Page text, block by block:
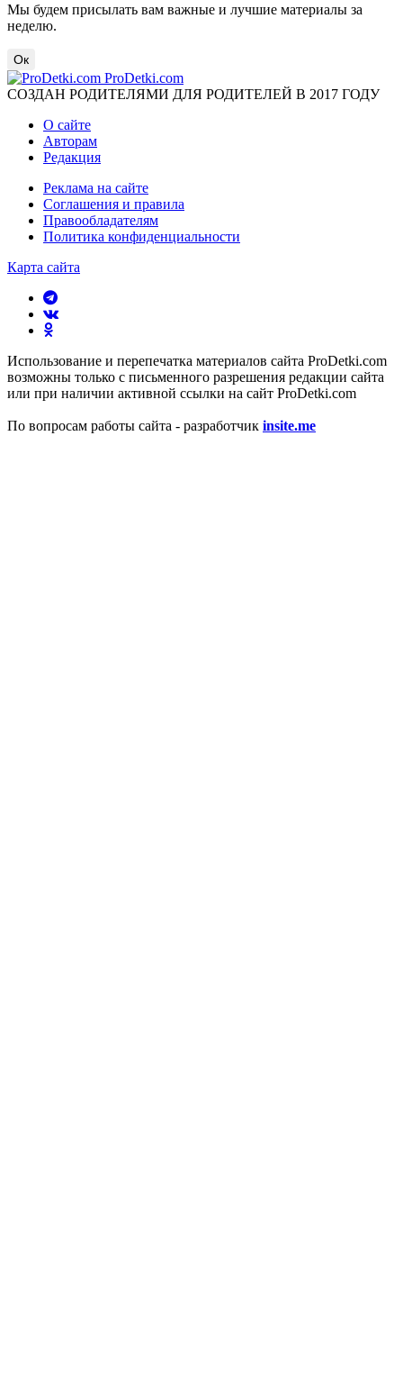
Мы будем присылать вам важные и лучшие материалы за
неделю.
Ок
ProDetki.com
СОЗДАН РОДИТЕЛЯМИ ДЛЯ РОДИТЕЛЕЙ В 2017 ГОДУ
О сайте
Авторам
Редакция
Реклама на сайте
Соглашения и правила
Правообладателям
Политика конфиденциальности
Карта сайта
Использование и перепечатка материалов сайта ProDetki.com
возможны только с письменного разрешения редакции сайта
или при наличии активной ссылки на сайт ProDetki.com
По вопросам работы сайта - разработчик insite.me